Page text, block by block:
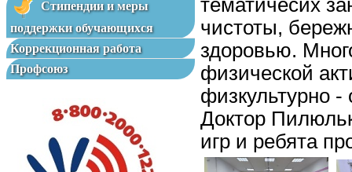
Стипендии и меры
поддержки обучающихся
Коррекционная работа
Профсоюз
тематичесих
чистоты,
здоровью.
физической
физкультурно -
Доктор
игр и ребята